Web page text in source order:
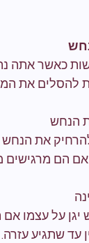
כאשר אתה
להסלים את
הנחש
להרחיק את
אם הם
יגן על עצמו
עד שתגיע